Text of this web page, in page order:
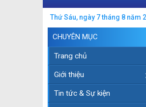
Thứ Sáu, ngày 7 tháng 8 năm
CHUYÊN MỤC
Trang chủ
Giới thiệu
Tin tức & Sự kiện